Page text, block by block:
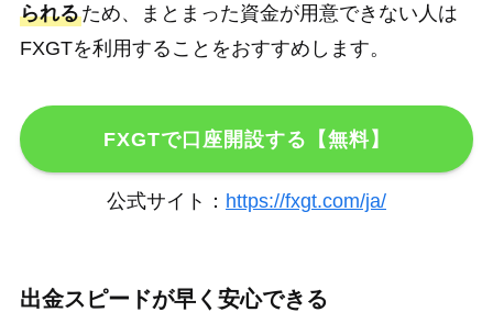
られるため、まとまった資金が用意できない人は
FXGTを利用することをおすすめします。
FXGTで口座開設する【無料】
公式サイト： https://fxgt.com/ja/
出金スピードが早く安心できる